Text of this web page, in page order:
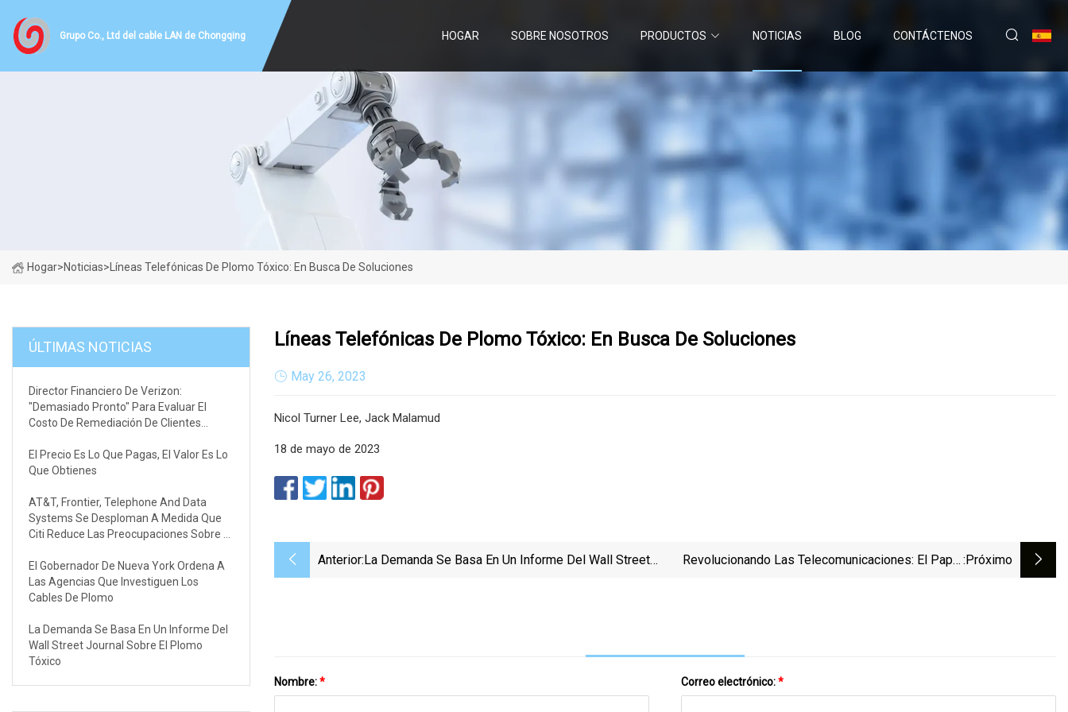
Grupo Co., Ltd del cable LAN de Chongqing HOGAR SOBRE NOSOTROS PRODUCTOS NOTICIAS BLOG CONTÁCTENOS
Hogar>Noticias> Líneas Telefónicas De Plomo Tóxico: En Busca De Soluciones
ÚLTIMAS NOTICIAS
Director Financiero De Verizon:
"Demasiado Pronto" Para Evaluar El
Costo De Remediación De Clientes
El Precio Es Lo Que Pagas, El Valor Es Lo
Que Obtienes
AT&T, Frontier, Telephone And Data
Systems Se Desploman A Medida Que
Citi Reduce Las Preocupaciones Sobre El
El Gobernador De Nueva York Ordena A
Las Agencias Que Investiguen Los
Cables De Plomo
La Demanda Se Basa En Un Informe Del
Wall Street Journal Sobre El Plomo
Tóxico
Líneas Telefónicas De Plomo Tóxico: En Busca De Soluciones
May 26, 2023
Nicol Turner Lee, Jack Malamud
18 de mayo de 2023
Anterior:La Demanda Se Basa En Un Informe Del Wall Street
Revolucionando Las Telecomunicaciones: El Papel :próximo
Nombre:* Correo electrónico:*